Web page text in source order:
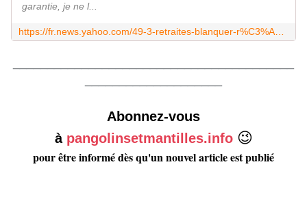
garantie, je ne l...
https://fr.news.yahoo.com/49-3-retraites-blanquer-r%C3%A9fute-195200247.html
Abonnez-vous
à pangolinsetmantilles.info 😉
pour être informé dès qu'un nouvel article est publié